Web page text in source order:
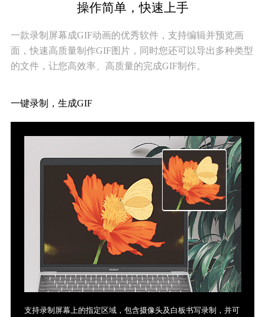
操作简单，快速上手
一款录制屏幕成GIF动画的优秀软件，支持编辑并预览画
面，快速高质量制作GIF图片，同时您还可以导出多种类型
的文件，让您高效率、高质量的完成GIF制作。
一键录制，生成GIF
支持录制屏幕上的指定区域，包含摄像头及白板书写录制，并可